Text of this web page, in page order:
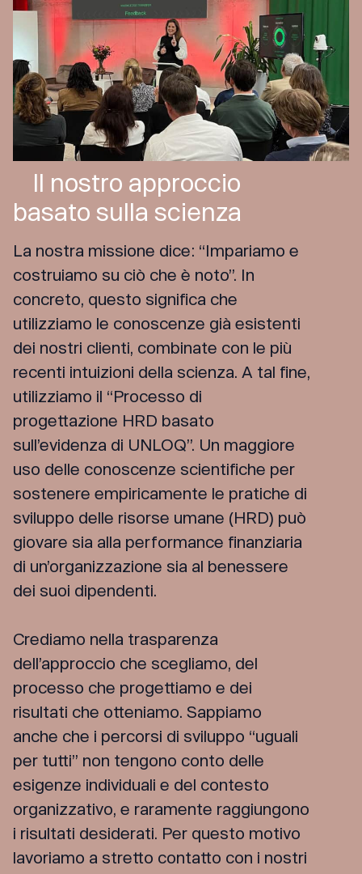
Il nostro approccio
basato sulla scienza
La nostra missione dice: “Impariamo e
costruiamo su ciò che è noto”. In
concreto, questo significa che
utilizziamo le conoscenze già esistenti
dei nostri clienti, combinate con le più
recenti intuizioni della scienza. A tal fine,
utilizziamo il “Processo di
progettazione HRD basato
sull’evidenza di UNLOQ”. Un maggiore
uso delle conoscenze scientifiche per
sostenere empiricamente le pratiche di
sviluppo delle risorse umane (HRD) può
giovare sia alla performance finanziaria
di un’organizzazione sia al benessere
dei suoi dipendenti.
Crediamo nella trasparenza
dell’approccio che scegliamo, del
processo che progettiamo e dei
risultati che otteniamo. Sappiamo
anche che i percorsi di sviluppo “uguali
per tutti” non tengono conto delle
esigenze individuali e del contesto
organizzativo, e raramente raggiungono
i risultati desiderati. Per questo motivo
lavoriamo a stretto contatto con i nostri